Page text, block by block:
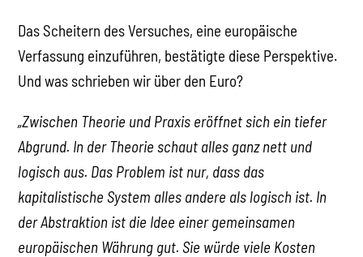
Das Scheitern des Versuches, eine europäische
Verfassung einzuführen, bestätigte diese Perspektive.
Und was schrieben wir über den Euro?
„Zwischen Theorie und Praxis eröffnet sich ein tiefer
Abgrund. In der Theorie schaut alles ganz nett und
logisch aus. Das Problem ist nur, dass das
kapitalistische System alles andere als logisch ist. In
der Abstraktion ist die Idee einer gemeinsamen
europäischen Währung gut. Sie würde viele Kosten